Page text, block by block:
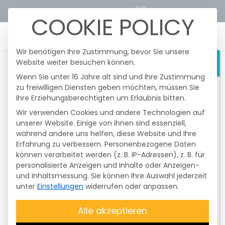
STROMTARIFRECHNER KUNDENPORTALE
Einzug in das
Netzgebiet und
Stromnetz der
ÜZW Energie
Heute fanden im Netzgebiert der
Überlandzentrale Wörth/I.-Altheim Netz
AGnochmalsgesetzlich vorgeschriebene
und unangekündigteTestschaltungen
der Funkrundsteuerempfänger (FRE) statt.
Davon betroffen waren nur
Erzeugungsanlagen mit einer Größe
über 25 kWp bis 99,99 kWp. Diese
Testschaltung istnicht
entschädigungsfähig . Die Anlagen
wurden zum Abschluss des Testes wieder
100 % geregelt. Bitte überprüfen Sie,
ob IhreAnlage Energie produziert.
COOKIE POLICY
Wir benötigen Ihre Zustimmung, bevor Sie unsere
Website weiter besuchen können.
Wenn Sie unter 16 Jahre alt sind und Ihre Zustimmung
zu freiwilligen Diensten geben möchten, müssen Sie
Ihre Erziehungsberechtigten um Erlaubnis bitten.
Wir verwenden Cookies und andere Technologien auf
unserer Website. Einige von ihnen sind essenziell,
während andere uns helfen, diese Website und Ihre
Erfahrung zu verbessern. Personenbezogene Daten
können verarbeitet werden (z. B. IP-Adressen), z. B. für
personalisierte Anzeigen und Inhalte oder Anzeigen-
und Inhaltsmessung. Sie können Ihre Auswahl jederzeit
unter Einstellungen widerrufen oder anpassen.
Alle akzeptieren